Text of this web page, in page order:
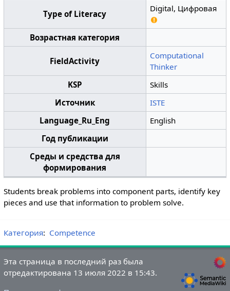
Type of Literacy
Digital, Цифровая
Возрастная категория
FieldActivity
Computational
Thinker
KSP
Skills
Источник
ISTE
Language_Ru_Eng
English
Год публикации
Среды и средства для
формирования
Students break problems into component parts, identify key
pieces and use that information to problem solve.
Категория: Competence
Эта страница в последний раз была
отредактирована 13 июля 2022 в 15:43.